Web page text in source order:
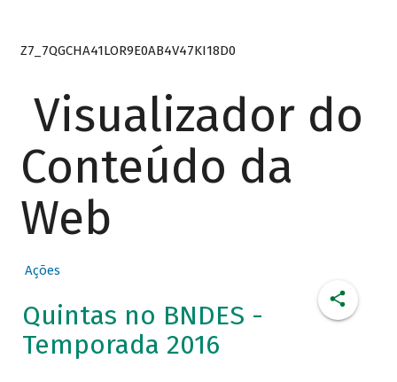
Z7_7QGCHA41LOR9E0AB4V47KI18D0
Visualizador do
Conteúdo da
Web
Ações
Quintas no BNDES -
Temporada 2016